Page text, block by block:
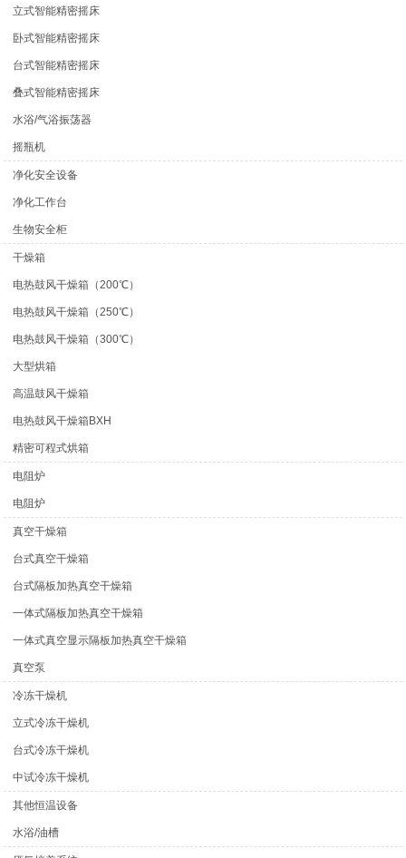
立式智能精密摇床
卧式智能精密摇床
台式智能精密摇床
叠式智能精密摇床
水浴/气浴振荡器
摇瓶机
净化安全设备
净化工作台
生物安全柜
干燥箱
电热鼓风干燥箱（200℃）
电热鼓风干燥箱（250℃）
电热鼓风干燥箱（300℃）
大型烘箱
高温鼓风干燥箱
电热鼓风干燥箱BXH
精密可程式烘箱
电阻炉
电阻炉
真空干燥箱
台式真空干燥箱
台式隔板加热真空干燥箱
一体式隔板加热真空干燥箱
一体式真空显示隔板加热真空干燥箱
真空泵
冷冻干燥机
立式冷冻干燥机
台式冷冻干燥机
中试冷冻干燥机
其他恒温设备
水浴/油槽